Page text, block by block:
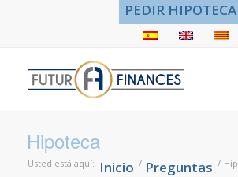
PEDIR HIPOTECA
Hipoteca
Usted está aquí: Inicio / Preguntas /